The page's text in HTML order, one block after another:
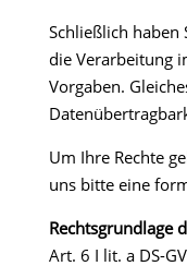
Schließlich haben
die Verarbeitung
Vorgaben.
Um Ihre Rechte
uns bitte eine
Rechtsgrundlage
Art. 6 I lit. a DS-